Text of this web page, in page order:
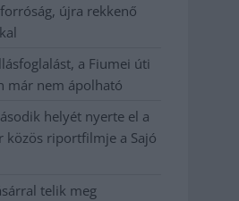
újra rekkenő
a Fiumei úti
már nem ápolható
helyét nyerte el a
közös riportfilmje a Sajó
telik meg